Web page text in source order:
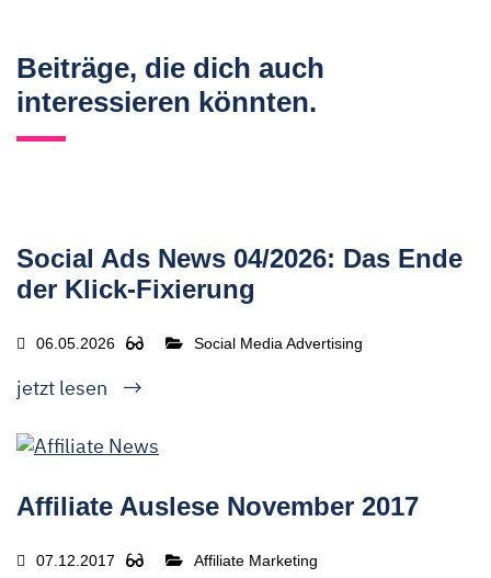
Beiträge, die dich auch
interessieren könnten.
Social Ads News 04/2026: Das Ende
der Klick-Fixierung
06.05.2026 Social Media Advertising
jetzt lesen
Affiliate Auslese November 2017
07.12.2017 Affiliate Marketing